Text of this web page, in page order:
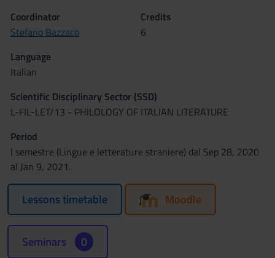
Coordinator
Stefano Bazzaco
Credits
6
Language
Italian
Scientific Disciplinary Sector (SSD)
L-FIL-LET/13 - PHILOLOGY OF ITALIAN LITERATURE
Period
I semestre (Lingue e letterature straniere) dal Sep 28, 2020
al Jan 9, 2021.
Lessons timetable Moodle
Seminars 0